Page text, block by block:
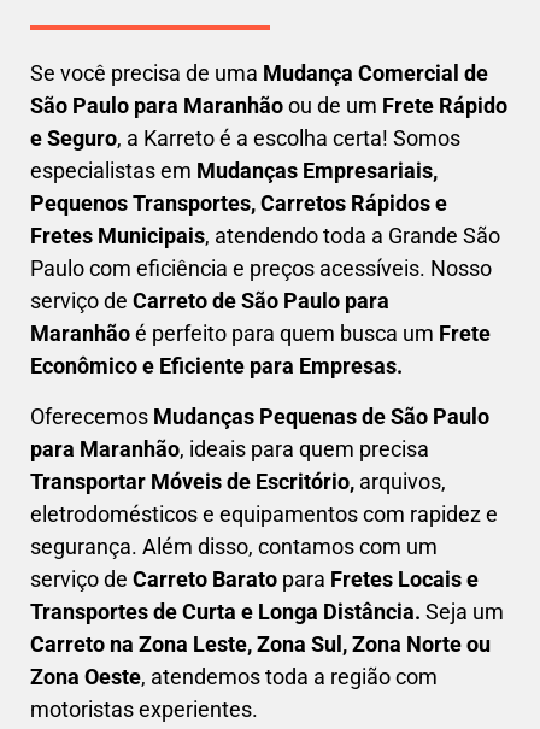
Se você precisa de uma Mudança Comercial de
São Paulo para Maranhãoou de um Frete Rápido
e Seguro, a Karreto é a escolha certa! Somos
especialistas em Mudanças Empresariais,
Pequenos Transportes, Carretos Rápidos e
Fretes Municipais, atendendo toda a Grande São
Paulo com eficiência e preços acessíveis. Nosso
serviço de Carretode São Paulo para
Maranhãoé perfeito para quem busca um Frete
Econômico e Eficiente para Empresas.
Oferecemos Mudanças Pequenasde São Paulo
para Maranhão, ideais para quem precisa
Transportar Móveis de Escritório, arquivos,
eletrodomésticos e equipamentos com rapidez e
segurança. Além disso, contamos com um
serviço de Carreto Barato para Fretes Locais e
Transportes de Curta e Longa Distância. Seja um
Carreto na Zona Leste, Zona Sul, Zona Norte ou
Zona Oeste, atendemos toda a região com
motoristas experientes.